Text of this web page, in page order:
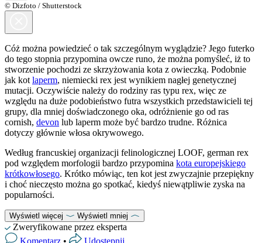
© Dizfoto / Shutterstock
Cóż można powiedzieć o tak szczególnym wyglądzie? Jego futerko
do tego stopnia przypomina owcze runo, że można pomyśleć, iż to
stworzenie pochodzi ze skrzyżowania kota z owieczką. Podobnie
jak kot laperm, niemiecki rex jest wynikiem nagłej genetycznej
mutacji. Oczywiście należy do rodziny ras typu rex, więc ze
względu na duże podobieństwo futra wszystkich przedstawicieli tej
grupy, dla mniej doświadczonego oka, odróżnienie go od ras
cornish, devon lub laperm może być bardzo trudne. Różnica
dotyczy głównie włosa okrywowego.
Według francuskiej organizacji felinologicznej LOOF, german rex
pod względem morfologii bardzo przypomina kota europejskiego
krótkowłosego. Krótko mówiąc, ten kot jest zwyczajnie przepiękny
i choć nieczęsto można go spotkać, kiedyś niewątpliwie zyska na
popularności.
Wyświetl więcej Wyświetl mniej
Zweryfikowane przez eksperta
Komentarz • Udostępnij